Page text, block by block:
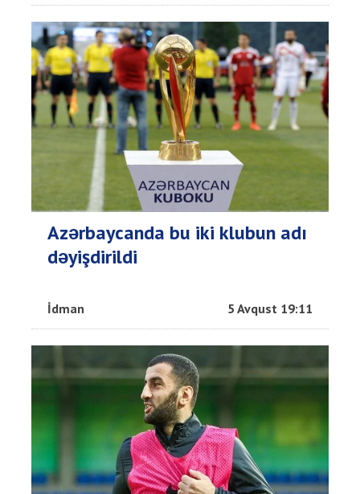
Azərbaycanda bu iki klubun adı
dəyişdirildi
İdman 5 Avqust 19:11